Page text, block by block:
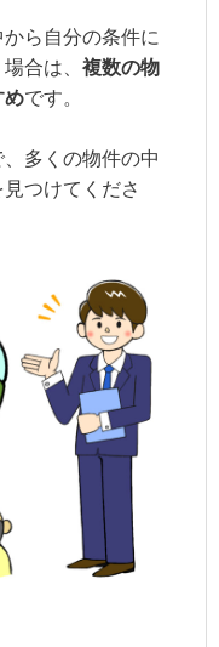
ら自分の条件に
合は、 複数の物
めです。
多くの物件の中
つけてくださ